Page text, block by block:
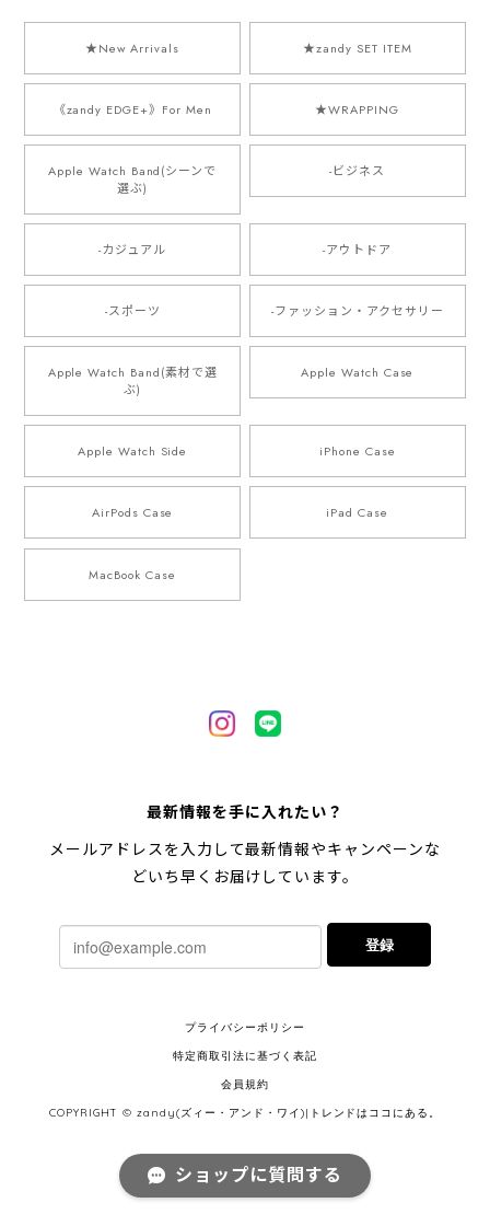
★New Arrivals ★zandy SET ITEM
《zandy EDGE+》For Men ★WRAPPING
Apple Watch Band(シーンで
選ぶ)
-ビジネス
-カジュアル -アウトドア
-スポーツ -ファッション・アクセサリー
Apple Watch Band(素材で選
ぶ)
Apple Watch Case
Apple Watch Side iPhone Case
AirPods Case iPad Case
MacBook Case
最新情報を手に入れたい？
メールアドレスを入力して最新情報やキャンペーンな
どいち早くお届けしています。
登録
プライバシーポリシー
特定商取引法に基づく表記
会員規約
COPYRIGHT © zandy(ズィー・アンド・ワイ)|トレンドはココにある。
ショップに質問する